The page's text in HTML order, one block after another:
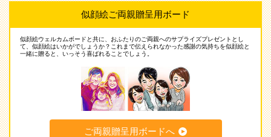
似顔絵ご両親贈呈用ボード
似顔絵ウェルカムボードと共に、おふたりのご両親へのサプライズプレゼントとし
て、似顔絵はいかがでしょうか？これまで伝えられなかった感謝の気持ちを似顔絵と
一緒に贈ると、いっそう喜ばれることでしょう。
ご両親贈呈用ボードへ